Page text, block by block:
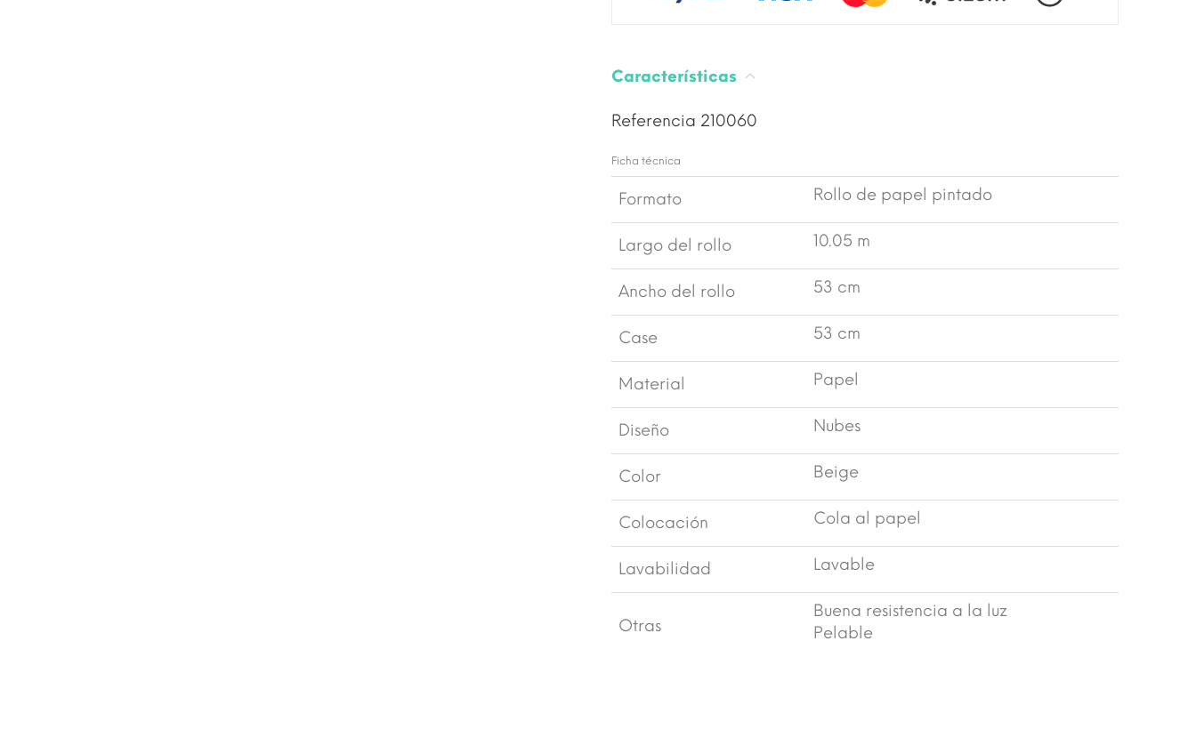
Características
Referencia 210060
Ficha técnica
Formato Rollo de papel pintado
Largo del rollo 10.05 m
Ancho del rollo 53 cm
Case 53 cm
Material Papel
Diseño Nubes
Color Beige
Colocación Cola al papel
Lavabilidad Lavable
Otras
Buena resistencia a la luz
Pelable